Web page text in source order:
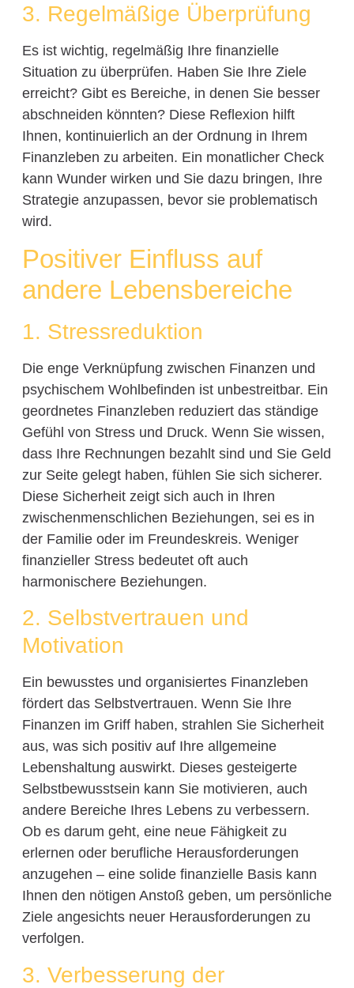
3. Regelmäßige Überprüfung
Es ist wichtig, regelmäßig Ihre finanzielle
Situation zu überprüfen. Haben Sie Ihre Ziele
erreicht? Gibt es Bereiche, in denen Sie besser
abschneiden könnten? Diese Reflexion hilft
Ihnen, kontinuierlich an der Ordnung in Ihrem
Finanzleben zu arbeiten. Ein monatlicher Check
kann Wunder wirken und Sie dazu bringen, Ihre
Strategie anzupassen, bevor sie problematisch
wird.
Positiver Einfluss auf
andere Lebensbereiche
1. Stressreduktion
Die enge Verknüpfung zwischen Finanzen und
psychischem Wohlbefinden ist unbestreitbar. Ein
geordnetes Finanzleben reduziert das ständige
Gefühl von Stress und Druck. Wenn Sie wissen,
dass Ihre Rechnungen bezahlt sind und Sie Geld
zur Seite gelegt haben, fühlen Sie sich sicherer.
Diese Sicherheit zeigt sich auch in Ihren
zwischenmenschlichen Beziehungen, sei es in
der Familie oder im Freundeskreis. Weniger
finanzieller Stress bedeutet oft auch
harmonischere Beziehungen.
2. Selbstvertrauen und
Motivation
Ein bewusstes und organisiertes Finanzleben
fördert das Selbstvertrauen. Wenn Sie Ihre
Finanzen im Griff haben, strahlen Sie Sicherheit
aus, was sich positiv auf Ihre allgemeine
Lebenshaltung auswirkt. Dieses gesteigerte
Selbstbewusstsein kann Sie motivieren, auch
andere Bereiche Ihres Lebens zu verbessern.
Ob es darum geht, eine neue Fähigkeit zu
erlernen oder berufliche Herausforderungen
anzugehen – eine solide finanzielle Basis kann
Ihnen den nötigen Anstoß geben, um persönliche
Ziele angesichts neuer Herausforderungen zu
verfolgen.
3. Verbesserung der